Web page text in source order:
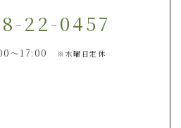
22-0457
～17:00 ※水曜日定休